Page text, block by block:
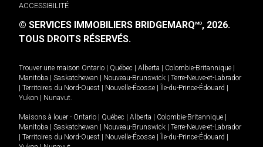
ACCESSIBILITÉ
© SERVICES IMMOBILIERS BRIDGEMARQMD, 2026.
TOUS DROITS RÉSERVÉS.
Trouver une maison Ontario | Québec | Alberta | Colombie-Britannique |
Manitoba | Saskatchewan | Nouveau-Brunswick | Terre-Neuve-et-Labrador
| Territoires du Nord-Ouest | Nouvelle-Écosse | Île-du-Prince-Édouard |
Yukon | Nunavut
Maisons à louer - Ontario | Québec | Alberta | Colombie-Britannique |
Manitoba | Saskatchewan | Nouveau-Brunswick | Terre-Neuve-et-Labrador
| Territoires du Nord-Ouest | Nouvelle-Écosse | Île-du-Prince-Édouard |